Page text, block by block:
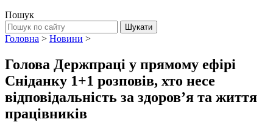
Пошук
Головна > Новини >
Голова Держпраці у прямому ефірі
Сніданку 1+1 розповів, хто несе
відповідальність за здоров’я та життя
працівників